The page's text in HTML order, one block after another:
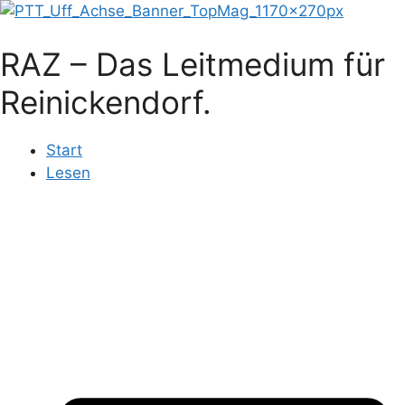
Zum
springen
RAZ – Das Leitmedium für
Reinickendorf.
Start
Lesen